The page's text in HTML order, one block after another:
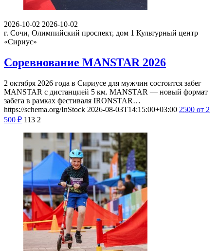
2026-10-02 2026-10-02
г. Сочи, Олимпийский проспект, дом 1 Культурный центр
«Сириус»
Соревнование MANSTAR 2026
2 октября 2026 года в Сириусе для мужчин состоится забег
MANSTAR с дистанцией 5 км. MANSTAR — новый формат
забега в рамках фестиваля IRONSTAR…
https://schema.org/InStock 2026-08-03T14:15:00+03:00 2500 от 2
500 ₽ 113 2